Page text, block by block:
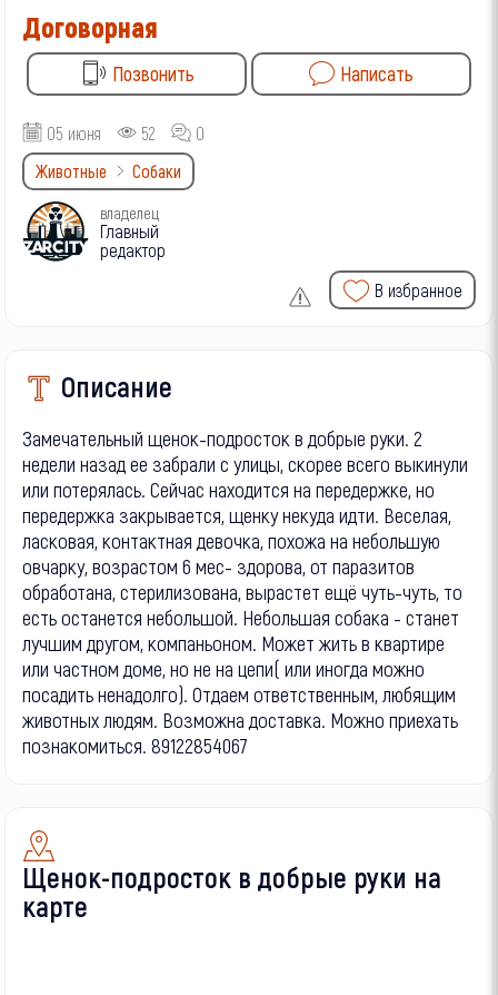
Договорная
Позвонить Написать
05 июня 52
0
Животные
Собаки
владелец
Главный
редактор
В избранное
Описание
Замечательный щенок-подросток в добрые руки. 2
недели назад ее забрали с улицы, скорее всего выкинули
или потерялась. Сейчас находится на передержке, но
передержка закрывается, щенку некуда идти. Веселая,
ласковая, контактная девочка, похожа на небольшую
овчарку, возрастом 6 мес- здорова, от паразитов
обработана, стерилизована, вырастет ещё чуть-чуть, то
есть останется небольшой. Небольшая собака - станет
лучшим другом, компаньоном. Может жить в квартире
или частном доме, но не на цепи( или иногда можно
посадить ненадолго). Отдаем ответственным, любящим
животных людям. Возможна доставка. Можно приехать
познакомиться. 89122854067
Щенок-подросток в добрые руки на
карте